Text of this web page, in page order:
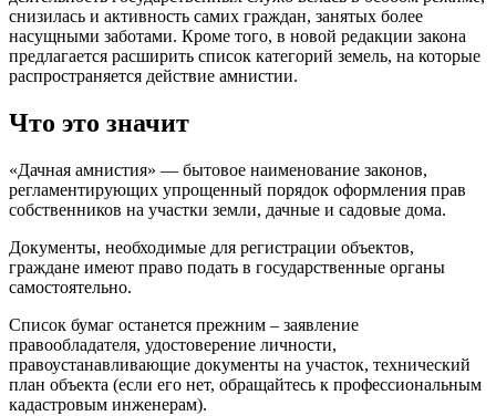
снизилась и активность самих граждан, занятых более
насущными заботами. Кроме того, в новой редакции закона
предлагается расширить список категорий земель, на которые
распространяется действие амнистии.
Что это значит
«Дачная амнистия» — бытовое наименование законов,
регламентирующих упрощенный порядок оформления прав
собственников на участки земли, дачные и садовые дома.
Документы, необходимые для регистрации объектов,
граждане имеют право подать в государственные органы
самостоятельно.
Список бумаг останется прежним – заявление
правообладателя, удостоверение личности,
правоустанавливающие документы на участок, технический
план объекта (если его нет, обращайтесь к профессиональным
кадастровым инженерам).